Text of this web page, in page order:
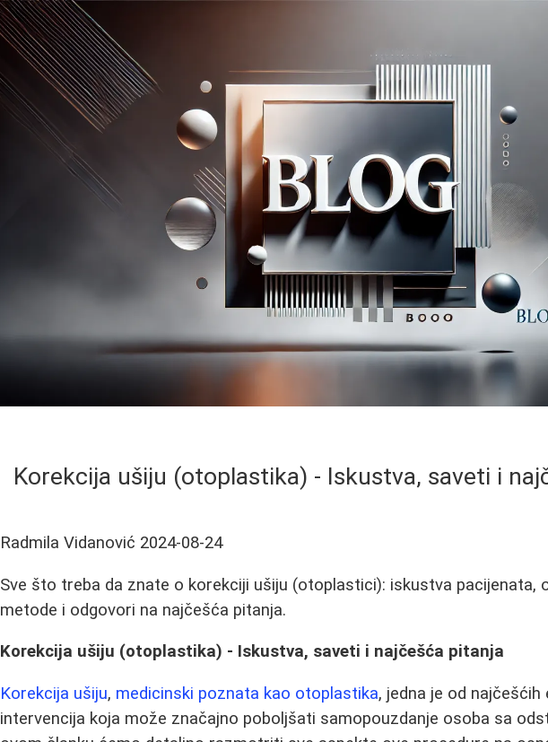
Korekcija ušiju (otoplastika) - Iskustva, saveti i
Radmila Vidanović 2024-08-24
Sve što treba da znate o korekciji ušiju (otoplastici): iskustva pacijenata,
metode i odgovori na najčešća pitanja.
Korekcija ušiju (otoplastika) - Iskustva, saveti i najčešća pitanja
Korekcija ušiju, medicinski poznata kao otoplastika, jedna je od
intervencija koja može značajno poboljšati samopouzdanje osoba sa